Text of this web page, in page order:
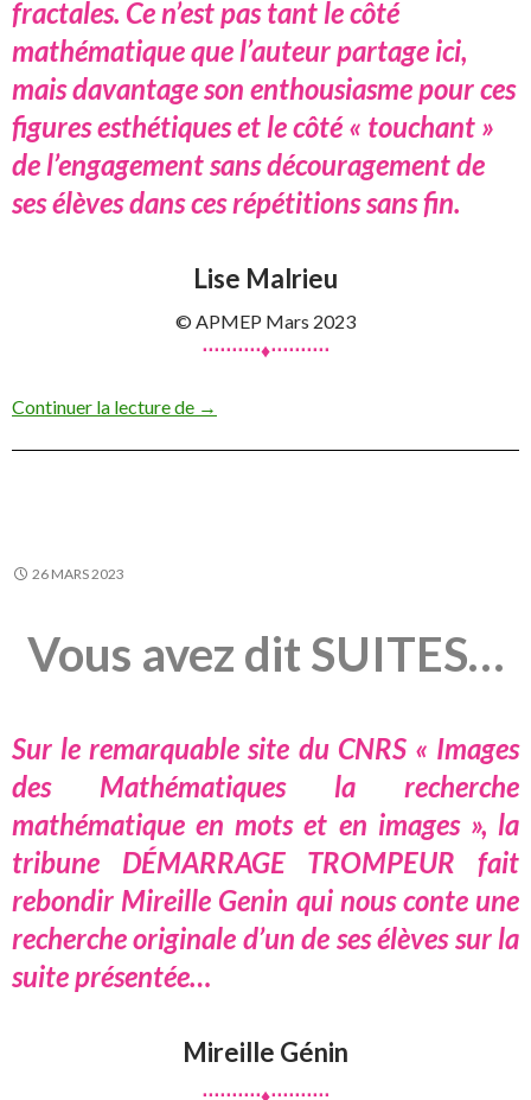
fractales. Ce n’est pas tant le côté
mathématique que l’auteur partage ici,
mais davantage son enthousiasme pour ces
figures esthétiques et le côté « touchant »
de l’engagement sans découragement de
ses élèves dans ces répétitions sans fin.
Lise Malrieu
© APMEP Mars 2023
⋅⋅⋅⋅⋅⋅⋅⋅⋅⋅♦⋅⋅⋅⋅⋅⋅⋅⋅⋅⋅
Continuer la lecture de Des suites au collège : pourquoi pas des
→
26 MARS 2023
Vous avez dit SUITES…
Sur le remarquable site du CNRS « Images
des Mathématiques la recherche
mathématique en mots et en images», la
tribune DÉMARRAGE TROMPEUR fait
rebondir Mireille Genin qui nous conte une
recherche originale d’un de ses élèves sur la
suite présentée…
Mireille Génin
⋅⋅⋅⋅⋅⋅⋅⋅⋅⋅♦⋅⋅⋅⋅⋅⋅⋅⋅⋅⋅